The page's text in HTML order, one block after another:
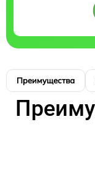
Преимущества